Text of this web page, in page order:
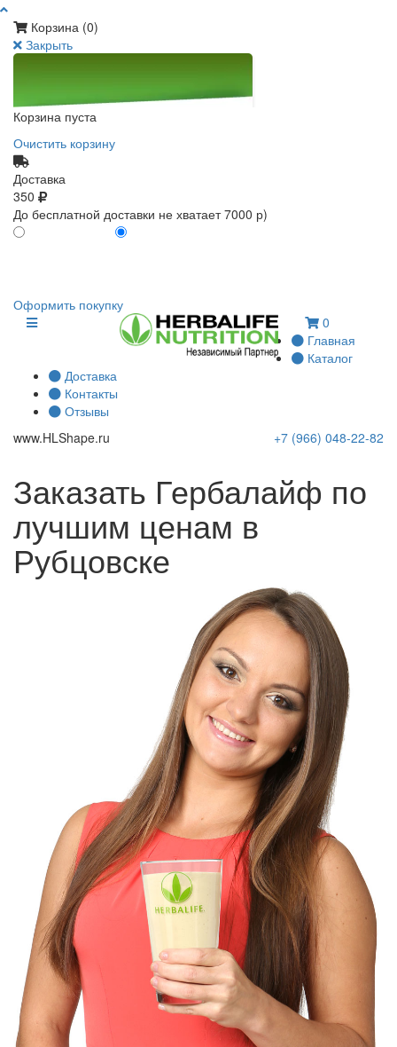
Корзина (0)
Закрыть
Корзина пуста
Очистить корзину
Доставка
350
До бесплатной доставки не хватает 7000 р)
Оформить покупку
0
Главная
Каталог
Доставка
Контакты
Отзывы
www.HLShape.ru +7 (966) 048-22-82
Заказать Гербалайф по
лучшим ценам в
Рубцовске